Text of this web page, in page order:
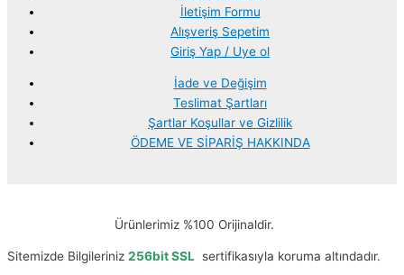
İletişim Formu
Alışveriş Sepetim
Giriş Yap / Uye ol
İade ve Değişim
Teslimat Şartları
Şartlar Koşullar ve Gizlilik
ÖDEME VE SİPARİŞ HAKKINDA
Ürünlerimiz %100 Orijinaldir.
Sitemizde Bilgileriniz 256bit SSL sertifikasıyla koruma altındadır.